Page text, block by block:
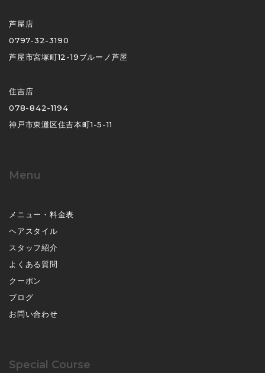
芦屋店
0797-32-3190
芦屋市宮塚町12-19ブルーノ芦屋
住吉店
078-842-1194
神戸市東灘区住吉本町1-5-11
Menu
メニュー・料金表
ヘアスタイル
スタッフ紹介
よくある質問
クーポン
ブログ
お問い合わせ
Special Course